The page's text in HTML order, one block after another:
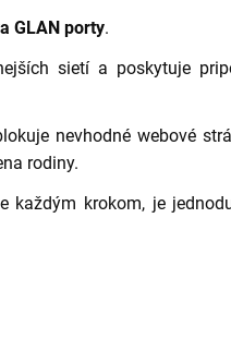
GLAN porty.
sietí a poskytuje
nevhodné webové
rodiny.
každým krokom, je